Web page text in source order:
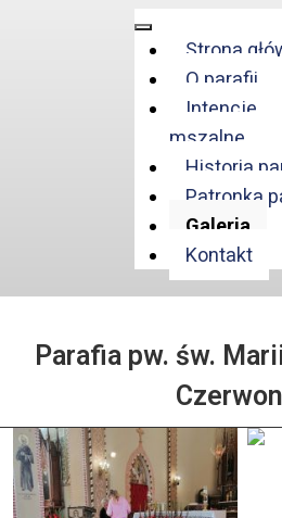
Strona
O parafii
Intencje
mszalne
Historia
Patronka
Galeria
Kontakt
Parafia pw. św.